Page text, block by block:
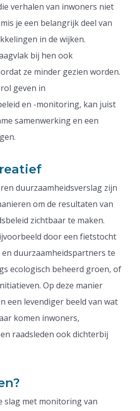
verhalen van inwoners niet
je een belangrijk deel van
in de wijken.
bij hen ook
ze minder gezien worden.
geven in
en -monitoring, kan juist
samenwerking en een
duurzaamheidsverslag zijn
om de resultaten van
zichtbaar te maken.
door een fietstocht
duurzaamheidspartners te
ecologisch beheerd groen, of
Op deze manier
een levendiger beeld van wat
komen inwoners,
raadsleden ook dichterbij
slag met monitoring van